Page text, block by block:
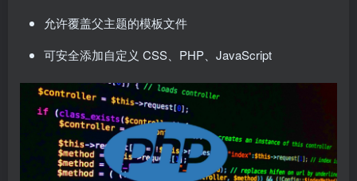
允许覆盖父主题的模板文件
可安全添加自定义 CSS、PHP、JavaScript